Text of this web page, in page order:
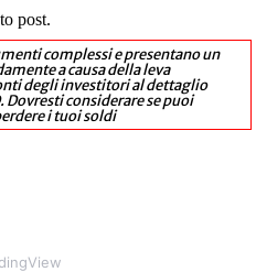
post.
complessi e presentano un
a causa della leva
degli investitori al dettaglio
Dovresti considerare se puoi
i tuoi soldi